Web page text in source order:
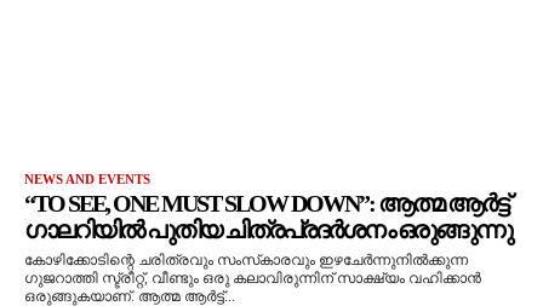
NEWS AND EVENTS
“TO SEE, ONE MUST SLOW DOWN”: ആത്മ ആർട്ട്
ഗാലറിയിൽ പുതിയ ചിത്രപ്രദർശനം ഒരുങ്ങുന്നു
കോഴിക്കോടിന്റെ ചരിത്രവും സംസ്‌കാരവും ഇഴചേർന്നുനിൽക്കുന്ന
ഗുജറാത്തി സ്ട്രീറ്റ്, വീണ്ടും ഒരു കലാവിരുന്നിന് സാക്ഷ്യം വഹിക്കാൻ
ഒരുങ്ങുകയാണ്. ആത്മ ആർട്ട്...